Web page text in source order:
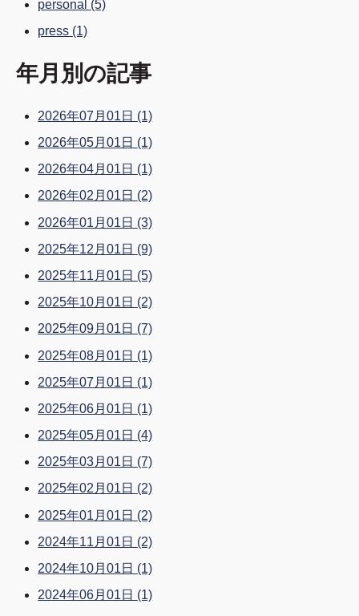
personal (5)
press (1)
年月別の記事
2026年07月01日 (1)
2026年05月01日 (1)
2026年04月01日 (1)
2026年02月01日 (2)
2026年01月01日 (3)
2025年12月01日 (9)
2025年11月01日 (5)
2025年10月01日 (2)
2025年09月01日 (7)
2025年08月01日 (1)
2025年07月01日 (1)
2025年06月01日 (1)
2025年05月01日 (4)
2025年03月01日 (7)
2025年02月01日 (2)
2025年01月01日 (2)
2024年11月01日 (2)
2024年10月01日 (1)
2024年06月01日 (1)